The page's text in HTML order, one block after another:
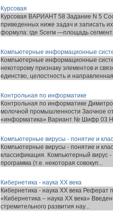
Курсовая
Курсовая ВАРИАНТ 58 Задание N 5
приведенных ниже задач и записать
формула: где Sсегм —площадь
Компьютерные информационные
Компьютерные информационные
некоторому признаку элементов и
единство, целостность и
Контрольная по информатике
Контрольная по информатике
молочной промышленности
«информатика» Вариант № Шифр 03
Компьютерные вирусы - понятие и
Компьютерные вирусы - понятие и
классификация. Компьютерный вирус
программа (т.е. некоторая совокуп...
Кибернетика - наука ХХ века
Кибернетика - наука ХХ века Реферат
«Кибернетика – наука ХХ века»
стремительного развития нау...